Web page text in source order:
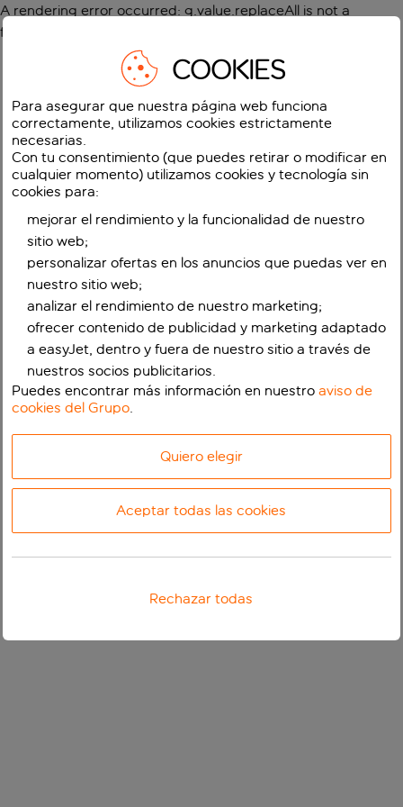
A rendering error occurred: g.value.replaceAll is not a
function
COOKIES
Para asegurar que nuestra página web funciona
correctamente, utilizamos cookies estrictamente
necesarias.
Con tu consentimiento (que puedes retirar o modificar en
cualquier momento) utilizamos cookies y tecnología sin
cookies para:
mejorar el rendimiento y la funcionalidad de nuestro
sitio web;
personalizar ofertas en los anuncios que puedas ver en
nuestro sitio web;
analizar el rendimiento de nuestro marketing;
ofrecer contenido de publicidad y marketing adaptado
a easyJet, dentro y fuera de nuestro sitio a través de
nuestros socios publicitarios.
Puedes encontrar más información en nuestroaviso de
cookies del Grupo.
Quiero elegir
Aceptar todas las cookies
Rechazar todas